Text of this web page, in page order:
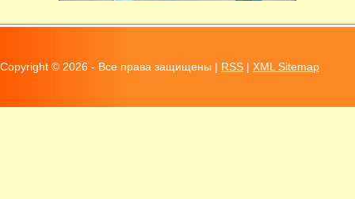
Copyright © 2026 - Все права защищены | RSS | XML Sitemap